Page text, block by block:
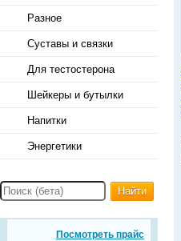
Разное
Суставы и связки
Для тестостерона
Шейкеры и бутылки
Напитки
Энергетики
Найти
Посмотреть прайс